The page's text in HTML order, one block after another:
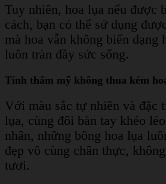
Tuy nhiên, hoa lụa nếu được
cách, bạn có thể sử dụng
mà hoa vẫn không biến dạng
luôn tràn đầy sức sống.
Tính thẩm mỹ không thua kém
Với màu sắc tự nhiên và đặc
lụa, cùng đôi bàn tay khéo
nhân, những bông hoa lụa
đẹp vô cùng chân thực,
tươi.